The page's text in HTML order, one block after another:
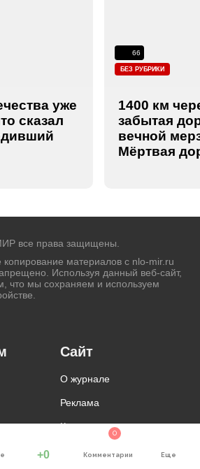
+0 Комментарии
0
Еще
уже
сказал
БЕЗ РУБРИКИ
66
1400 км
забытая
вечной
Мёртвая
все права защищены.
материалов с nlo-mir.ru
Используя данный веб-сайт,
что мы сохраняем и используем
Сайт
О журнале
Реклама
Контакты
Карта сайта